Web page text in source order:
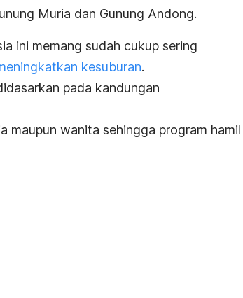
Muria dan Gunung Andong.
ini memang sudah cukup sering
kesuburan.
pada kandungan
maupun wanita sehingga program hamil